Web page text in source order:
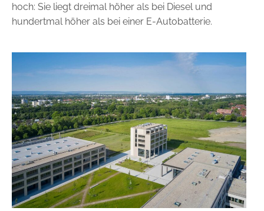
hoch: Sie liegt dreimal höher als bei Diesel und
hundertmal höher als bei einer E-Autobatterie.